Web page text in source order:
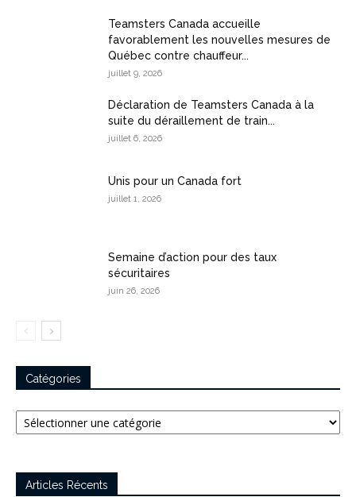
Teamsters Canada accueille
favorablement les nouvelles mesures de
Québec contre chauffeur...
juillet 9, 2026
Déclaration de Teamsters Canada à la
suite du déraillement de train...
juillet 6, 2026
Unis pour un Canada fort
juillet 1, 2026
Semaine d’action pour des taux
sécuritaires
juin 26, 2026
Catégories
Catégories
Articles Récents